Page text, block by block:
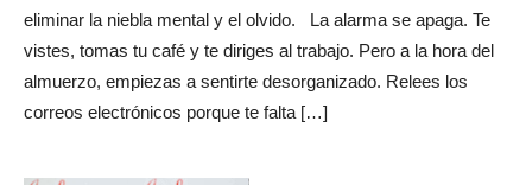
eliminar la niebla mental y el olvido. La alarma se apaga. Te
vistes, tomas tu café y te diriges al trabajo. Pero a la hora del
almuerzo, empiezas a sentirte desorganizado. Relees los
correos electrónicos porque te falta […]